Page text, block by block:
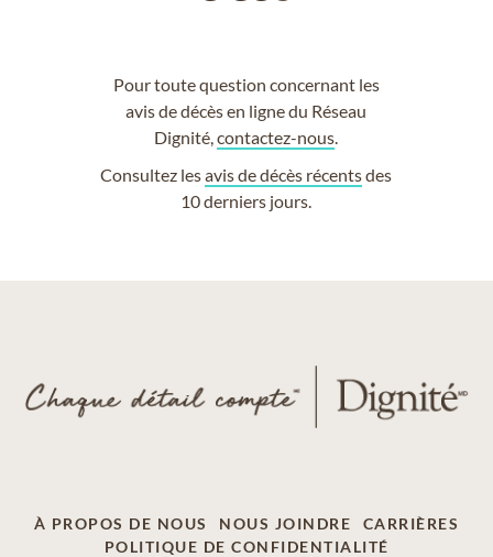
Pour toute question concernant les
avis de décès en ligne du Réseau
Dignité,contactez-nous
Consultez lesavis de décès récentsdes
10 derniers jours.
À PROPOS DE NOUS NOUS JOINDRE
CARRIÈRES
POLITIQUE DE CONFIDENTIALITÉ